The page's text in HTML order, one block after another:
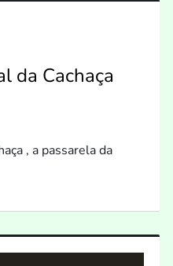
da Cachaça
, a passarela da